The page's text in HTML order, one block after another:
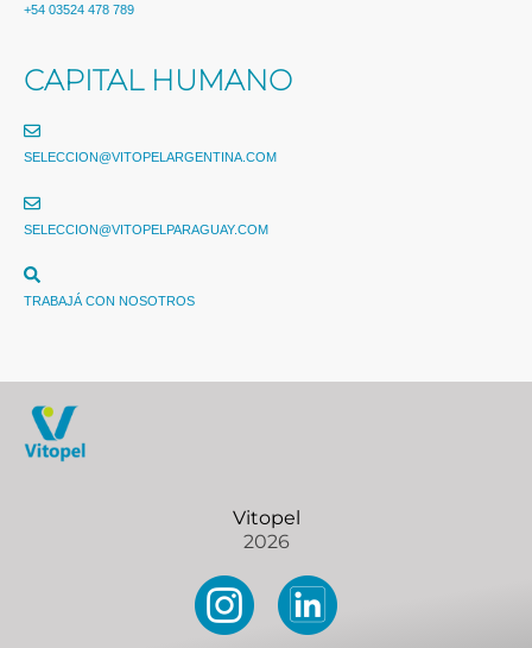
+54 03524 478 789​
CAPITAL HUMANO
SELECCION@VITOPELARGENTINA.COM
SELECCION@VITOPELPARAGUAY.COM
TRABAJÁ CON NOSOTROS
2026